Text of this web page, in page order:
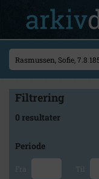
Filtrering
0 resultater
Periode
Fra Til